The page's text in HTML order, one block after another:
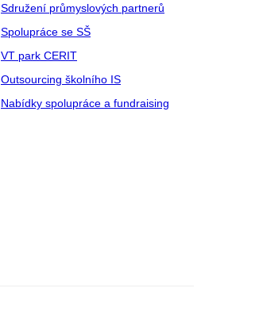
Sdružení průmyslových partnerů
Spolupráce se SŠ
VT park CERIT
Outsourcing školního IS
Nabídky spolupráce a fundraising